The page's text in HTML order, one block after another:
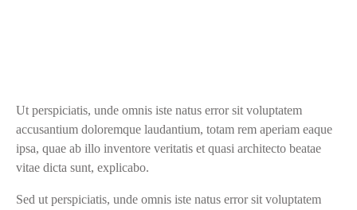
Ut perspiciatis, unde omnis iste natus error sit voluptatem
accusantium doloremque laudantium, totam rem aperiam eaque
ipsa, quae ab illo inventore veritatis et quasi architecto beatae
vitae dicta sunt, explicabo.
Sed ut perspiciatis, unde omnis iste natus error sit voluptatem